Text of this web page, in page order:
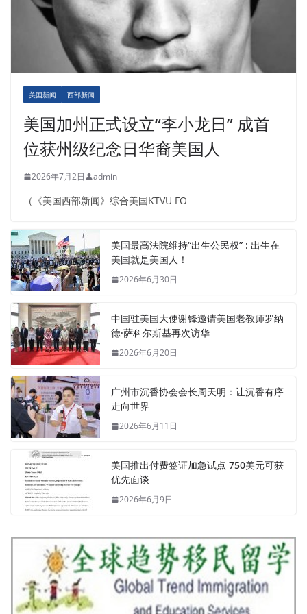
美国新闻 西部新闻
美国加州正式设立“李小龙日” 成首
位获州级纪念日华裔美国人
2026年7月2日 admin
（《美国西部新闻》综合美国KTVU FO
美国最高法院维持“出生公民权” : 出生在
美国就是美国人！
2026年6月30日
中国驻美国大使谢锋邀请美国老教师罗纳
德·萨科尔斯基再次访华
2026年6月20日
广州市沉香协会会长周天明：让沉香有序
走向世界
2026年6月11日
美国推出付费签证加急试点 750美元可获
优先面谈
2026年6月9日